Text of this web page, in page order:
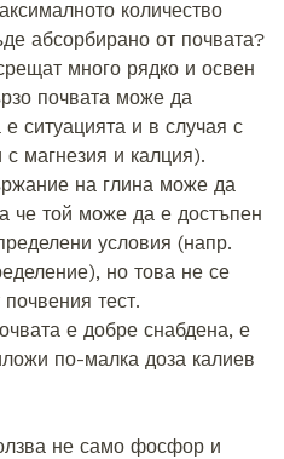
количество
абсорбирано от почвата?
много рядко и освен
почвата може да
ситуацията и в случая с
магнезия и калция).
на глина може да
че той може да е достъпен
условия (напр.
но това не се
тест.
е добре снабдена, е
по-малка доза калиев
не само фосфор и